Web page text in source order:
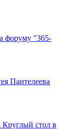
форуму "365-
Пантелеева
стол в